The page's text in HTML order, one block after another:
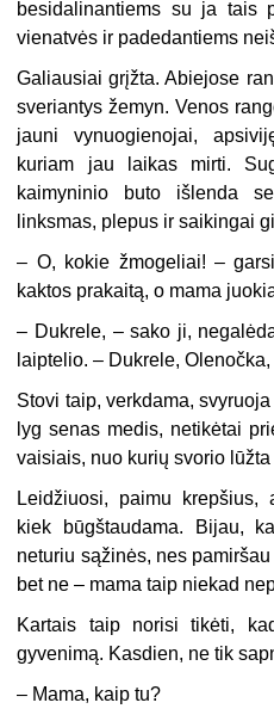
besidalinantiems su ja tais
vienatvės ir padedantiems
Galiausiai grįžta. Abiejose
sveriantys žemyn. Venos
jauni vynuogienojai,
kuriam jau laikas mirti.
kaimyninio buto išlenda
linksmas, plepus ir saikingai
– O, kokie žmogeliai! –
kaktos prakaitą, o mama
– Dukrele, – sako ji,
laiptelio. – Dukrele,
Stovi taip, verkdama,
lyg senas medis, netikėtai
vaisiais, nuo kurių svorio
Leidžiuosi, paimu krepšius,
kiek būgštaudama. Bijau,
neturiu sąžinės, nes
bet ne – mama taip niekad
Kartais taip norisi tikėti,
gyvenimą. Kasdien, ne tik
– Mama, kaip tu?